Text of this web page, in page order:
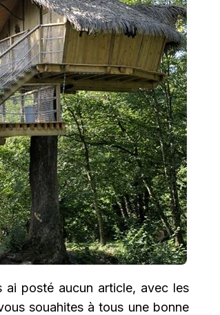
posté aucun article, avec les
souahites à tous une bonne